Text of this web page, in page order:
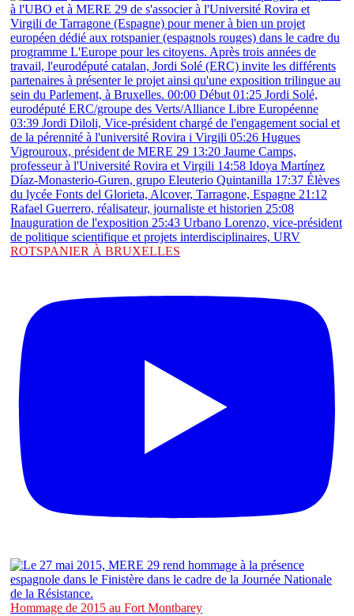
ROTSPANIER À BRUXELLES
Hommage de 2015 au Fort Montbarey